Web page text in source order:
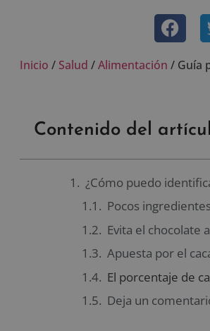
Inicio / Salud /Alimentación / Guía
Contenido del
¿Cómo puedo
Pocos
Evita el chocolate
Apuesta por el
El porcentaje de
Deja un